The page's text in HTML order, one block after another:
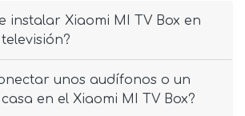
instalar Xiaomi MI TV Box en
unos audífonos o un
en el Xiaomi MI TV Box?